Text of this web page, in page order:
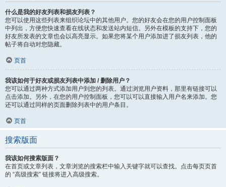
什么是我的好友列表和损友列表？
您可以使用这些列表来组织论坛中的其他用户。您的好友会在您的用户控制面板
中列出，方便您快速查看在线状态和发送站内短信。另外在模板的支持下，您的
好友所发表的文章也会以高亮显示。如果您将某个用户添加进了损友列表，他的
帖子将自动对您隐藏。
页首
我该如何于好友或损友列表中添加 / 删除用户？
您可以通过两种方式添加用户到您的列表。通过浏览用户资料，那里有链接可以
点击添加。另外，在您的用户控制面板，您可以可以直接输入用户名来添加。您
还可以通过同样的页面删除列表中的用户条目。
页首
搜索版面
我该如何搜索版面？
在首页或文章列表，文章浏览的搜索栏中输入关键字就可以查找。点击每页页首
的 “高级搜索” 链接将进入高级搜索。